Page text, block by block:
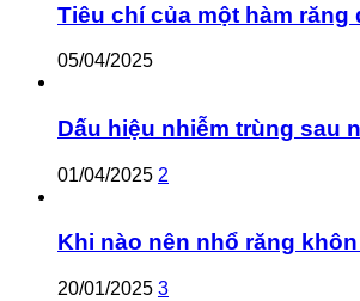
Tiêu chí của một hàm
05/04/2025
Dấu hiệu nhiễm trùng sau
01/04/2025 2
Khi nào nên nhổ răng
20/01/2025 3